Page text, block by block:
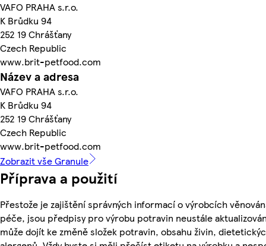
VAFO PRAHA s.r.o.
K Brůdku 94
252 19 Chrášťany
Czech Republic
www.brit-petfood.com
Název a adresa
VAFO PRAHA s.r.o.
K Brůdku 94
252 19 Chrášťany
Czech Republic
www.brit-petfood.com
Zobrazit vše Granule
Příprava a použití
Přestože je zajištění správných informací o výrobcích
péče, jsou předpisy pro výrobu potravin neustále
může dojít ke změně složek potravin, obsahu živin,